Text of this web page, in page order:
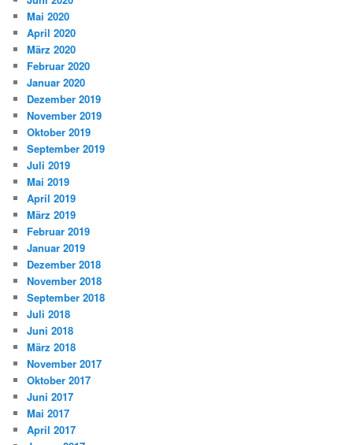
Mai 2020
April 2020
März 2020
Februar 2020
Januar 2020
Dezember 2019
November 2019
Oktober 2019
September 2019
Juli 2019
Mai 2019
April 2019
März 2019
Februar 2019
Januar 2019
Dezember 2018
November 2018
September 2018
Juli 2018
Juni 2018
März 2018
November 2017
Oktober 2017
Juni 2017
Mai 2017
April 2017